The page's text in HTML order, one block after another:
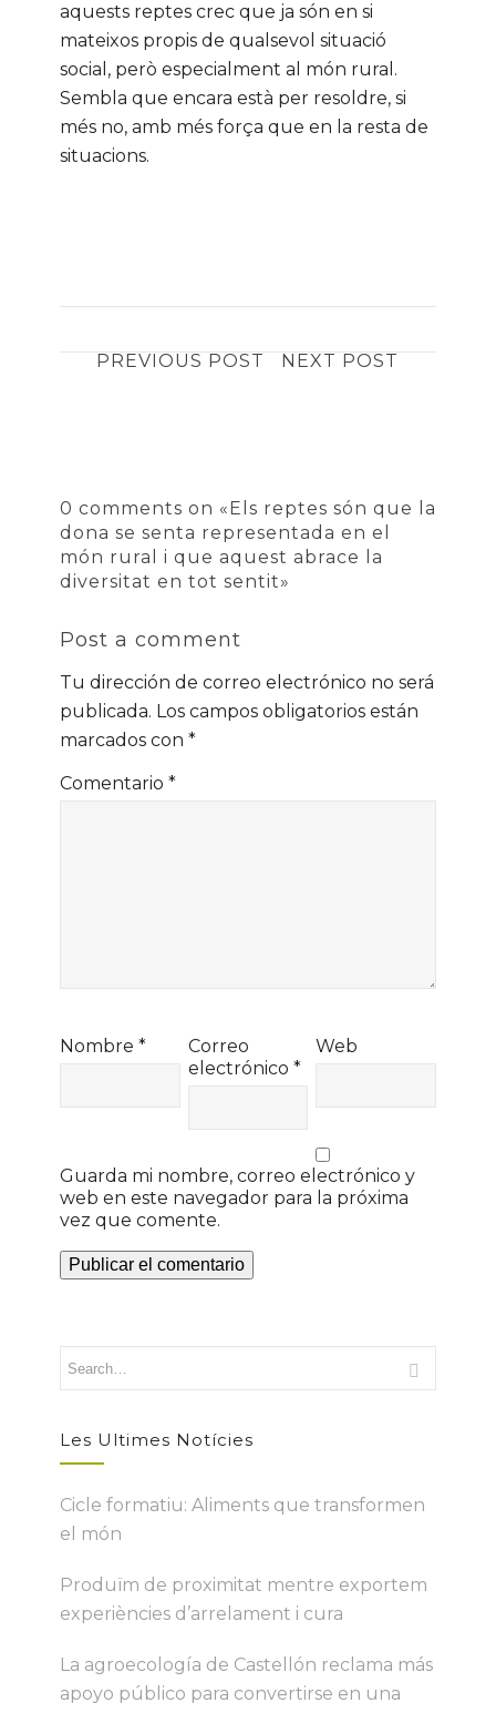
aquests reptes crec que ja són en si
mateixos propis de qualsevol situació
social, però especialment al món rural.
Sembla que encara està per resoldre, si
més no, amb més força que en la resta de
situacions.
PREVIOUS POST NEXT POST
0 comments on «Els reptes són que la
dona se senta representada en el
món rural i que aquest abrace la
diversitat en tot sentit»
Post a comment
Tu dirección de correo electrónico no será
publicada. Los campos obligatorios están
marcados con *
Comentario *
Nombre *
Correo
electrónico *
Web
Guarda mi nombre, correo electrónico y
web en este navegador para la próxima
vez que comente.
Les Ultimes Notícies
Cicle formatiu: Aliments que transformen
el món
Produïm de proximitat mentre exportem
experiències d’arrelament i cura
La agroecología de Castellón reclama más
apoyo público para convertirse en una